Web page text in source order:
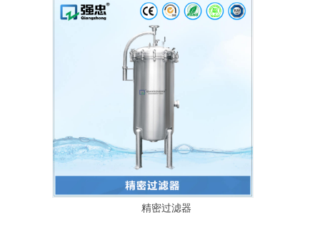
精密过滤器